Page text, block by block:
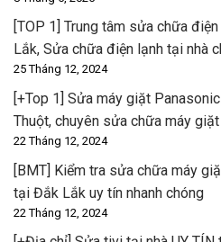
[TOP 1] Trung tâm sửa chữa
Lắk, Sửa chữa điện lạnh tại nhà
25 Tháng 12, 2024
[+Top 1] Sửa máy giặt
Thuột, chuyên sửa chữa máy
22 Tháng 12, 2024
[BMT] Kiểm tra sửa chữa máy
tại Đắk Lắk uy tín nhanh chóng
22 Tháng 12, 2024